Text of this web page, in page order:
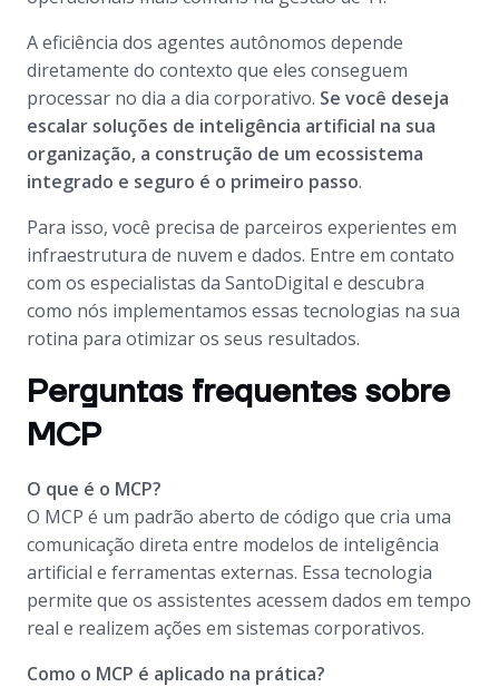
A eficiência dos agentes autônomos depende
diretamente do contexto que eles conseguem
processar no dia a dia corporativo. Se você deseja
escalar soluções de inteligência artificial na sua
organização, a construção de um ecossistema
integrado e seguro é o primeiro passo.
Para isso, você precisa de parceiros experientes em
infraestrutura de nuvem e dados. Entre em contato
com os especialistas da SantoDigital e descubra
como nós implementamos essas tecnologias na sua
rotina para otimizar os seus resultados.
Perguntas frequentes sobre
MCP
O que é o MCP?
O MCP é um padrão aberto de código que cria uma
comunicação direta entre modelos de inteligência
artificial e ferramentas externas. Essa tecnologia
permite que os assistentes acessem dados em tempo
real e realizem ações em sistemas corporativos.
Como o MCP é aplicado na prática?